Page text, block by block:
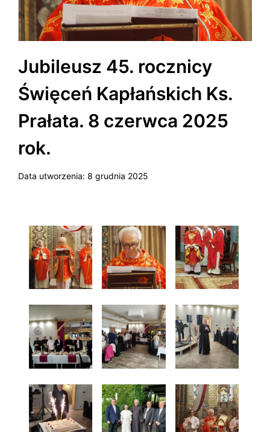
Jubileusz 45. rocznicy
Święceń Kapłańskich Ks.
Prałata. 8 czerwca 2025
rok.
Data utworzenia: 8 grudnia 2025